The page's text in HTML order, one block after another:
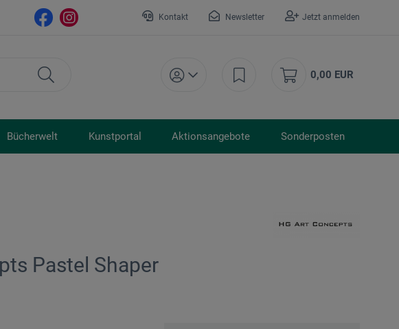
Kontakt Newsletter Jetzt anmelden
0,00 EUR
Bücherwelt Kunstportal Aktionsangebote Sonderposten
Pastel Shaper